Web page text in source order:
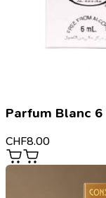
Parfum Blanc 6
CHF8.00